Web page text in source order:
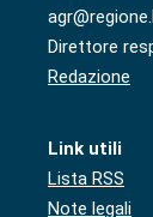
Direttore
Redazione
Link utili
Lista RSS
Note legali